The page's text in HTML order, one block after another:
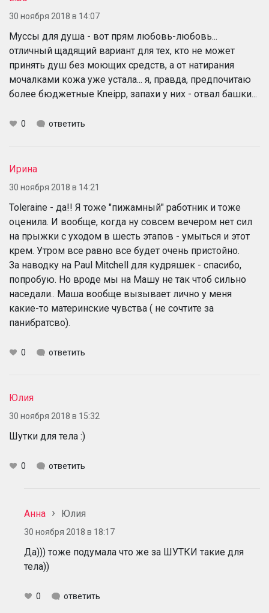
30 ноября 2018 в 14:07
Муссы для душа - вот прям любовь-любовь...
отличный щадящий вариант для тех, кто не может
принять душ без моющих средств, а от натирания
мочалками кожа уже устала... я, правда, предпочитаю
более бюджетные Kneipp, запахи у них - отвал башки...
0 ответить
Ирина
30 ноября 2018 в 14:21
Toleraine - да!! Я тоже "пижамный" работник и тоже
оценила. И вообще, когда ну совсем вечером нет сил
на прыжки с уходом в шесть этапов - умыться и этот
крем. Утром все равно все будет очень пристойно.
За наводку на Paul Mitchell для кудряшек - спасибо,
попробую. Но вроде мы на Машу не так чтоб сильно
наседали.. Маша вообще вызывает лично у меня
какие-то материнские чувства ( не сочтите за
панибратсво).
0 ответить
Юлия
30 ноября 2018 в 15:32
Шутки для тела :)
0 ответить
Анна Юлия
30 ноября 2018 в 18:17
Да))) тоже подумала что же за ШУТКИ такие для
тела))
0 ответить